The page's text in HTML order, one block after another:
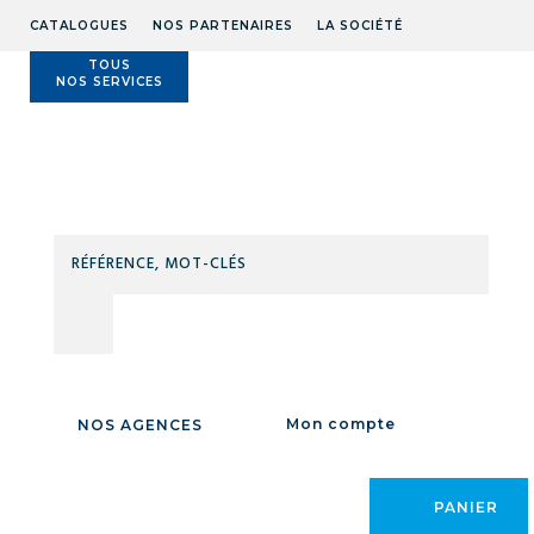
CATALOGUES NOS PARTENAIRES LA SOCIÉTÉ
TOUS
NOS SERVICES
NOS AGENCES Mon compte
PANIER